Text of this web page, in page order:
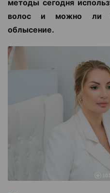
методы сегодня
волос и можно ли
облысение.